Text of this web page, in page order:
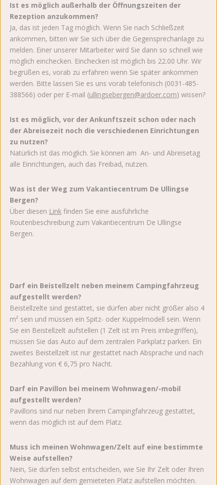
Ist es möglich außerhalb der Öffnungszeiten der
Rezeption anzukommen?
Ja, das ist jeden Tag möglich. Wenn Sie nach Schließzeit
ankommen, bitten wir Sie sich über die Gegensprechanlage zu
melden. Einer unserer Mitarbeiter wird Sie dann so schnell wie
möglich einchecken. Einchecken ist möglich bis 22.00 Uhr. Wir
begrüßen es, vorab zu erfahren wenn Sie später ankommen
werden. Bitte lassen Sie es uns vorab telefonisch (0031-485-
388566) oder per E-mail (ullingsebergen@ardoer.com) wissen?
Ist es möglich, vor der Ankunftszeit schon oder nach
der Abreisezeit noch die verschiedenen Einrichtungen
zu nutzen?
Natürlich ist das möglich. Sie können am An- und Abreisetag
alle Einrichtungen, auch das Freibad, nutzen.
Was ist der Weg zum Vakantiecentrum De Ullingse
Bergen?
Über diesen Link finden Sie eine ausführliche
Routenbeschreibung zum Vakantiecentrum De Ullingse
Bergen.
Darf ein Beistellzelt neben meinem Campingfahrzeug
aufgestellt werden?
Beistellzelte sind gestattet, sie dürfen aber nicht größer also 4
m² sein und müssen ein Spitz- oder Kuppelmodell sein. Wenn
Sie ein Beistellzelt aufstellen (1 Zelt ist im Preis imbegriffen),
müssen Sie das Auto auf dem zentralen Parkplatz parken. Ein
zweites Beistellzelt ist nur gestattet nach Absprache und nach
Bezahlung von € 6,75 pro Nacht.
Darf ein Pavillon bei meinem Wohnwagen/-mobil
aufgestellt werden?
Pavillons sind nur neben Ihrem Campingfahrzeug gestattet,
wenn das möglich ist auf dem Platz.
Muss ich meinen Wohnwagen/Zelt auf eine bestimmte
Weise aufstellen?
Nein, Sie dürfen selbst entscheiden, wie Sie Ihr Zelt oder Ihren
Wohnwagen auf dem gemieteten Platz aufstellen möchten.